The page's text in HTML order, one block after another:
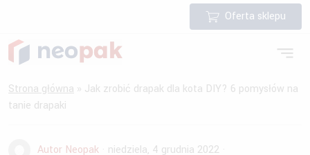
Oferta sklepu
Strona główna » Jak zrobić drapak dla kota DIY? 6 pomysłów na
tanie drapaki
Autor Neopak · niedziela, 4 grudnia 2022 ·